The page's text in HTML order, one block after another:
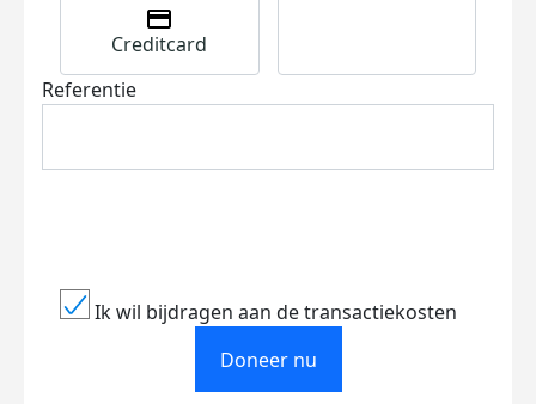
Creditcard
Referentie
Ik wil bijdragen aan de transactiekosten
Doneer nu